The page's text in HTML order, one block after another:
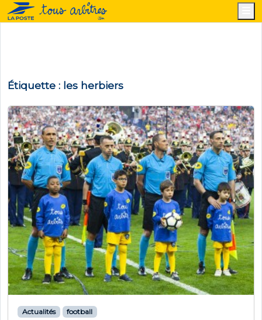
Étiquette : les herbiers
Actualités football